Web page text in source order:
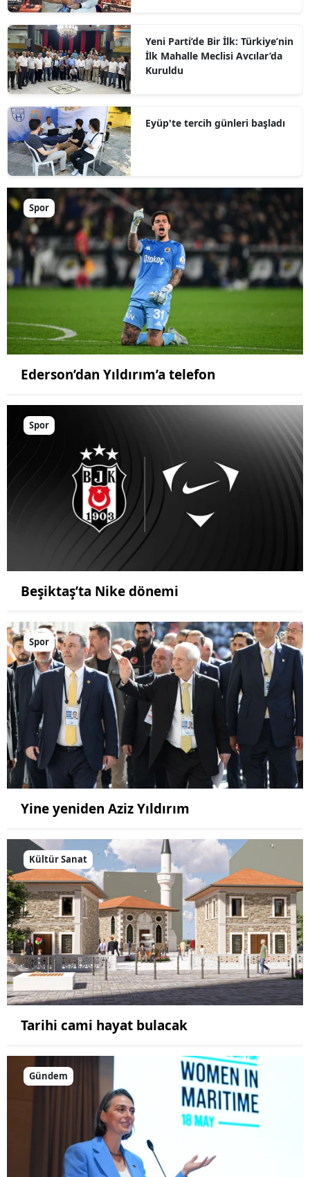
Yeni Parti’de Bir İlk: Türkiye’nin
İlk Mahalle Meclisi Avcılar’da
Kuruldu
Eyüp'te tercih günleri başladı
Spor
Ederson’dan Yıldırım’a telefon
Spor
Beşiktaş’ta Nike dönemi
Spor
Yine yeniden Aziz Yıldırım
Kültür Sanat
Tarihi cami hayat bulacak
Gündem